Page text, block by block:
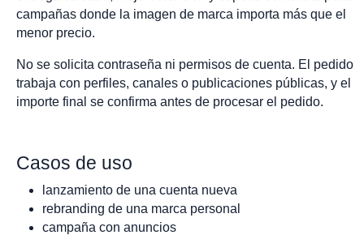
campañas donde la imagen de marca importa más que el
menor precio.
No se solicita contraseña ni permisos de cuenta. El pedido
trabaja con perfiles, canales o publicaciones públicas, y el
importe final se confirma antes de procesar el pedido.
Casos de uso
lanzamiento de una cuenta nueva
rebranding de una marca personal
campaña con anuncios